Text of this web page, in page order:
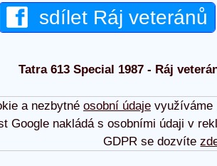
sdílet Ráj veteránů
Tatra 613 Special 1987 - Ráj
a nezbytné osobní údajevyužíváme
Google nakládá s osobními údaji v
GDPR se dozvíte